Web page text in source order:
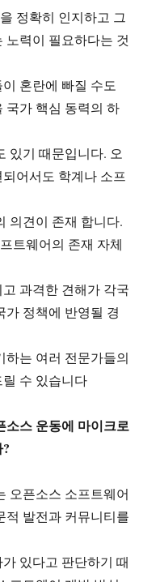
정확히 인지하고 그
노력이 필요하다는 것
혼란에 빠질 수도
국가 핵심 동력의 하
있기 때문입니다. 오
어서도 학계나 소프
의견이 존재 합니다.
트웨어의 존재 자체
과격한 견해가 각국
가 정책에 반영될 경
하는 여러 전문가들의
수 있습니다
소스 운동에 마이크로
오픈소스 소프트웨어
적 발전과 커뮤니티를
있다고 판단하기 때